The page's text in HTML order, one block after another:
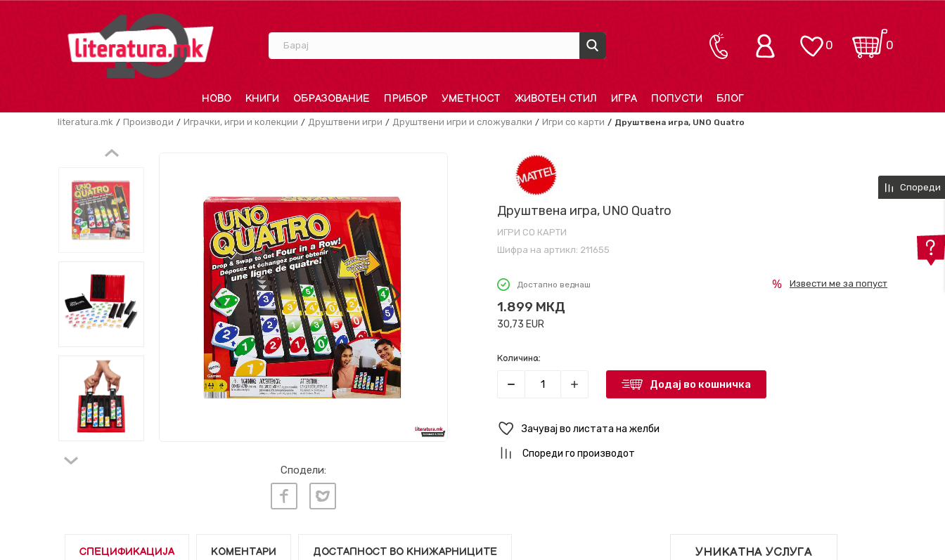
Барај 0
0
НОВО КНИГИ ОБРАЗОВАНИЕ ПРИБОР УМЕТНОСТ ЖИВОТЕН СТИЛ ИГРА ПОПУСТИ БЛОГ
literatura.mk Производи Играчки, игри и колекции Друштвени игри Друштвени игри и сложувалки Игри со карти Друштвена игра, UNO Quatro
Сподели:
Друштвена игра, UNO Quatro
ИГРИ СО КАРТИ
Шифра на артикл: 211655
Достапно веднаш
1.899 МКД
30,73 EUR
Извести ме за попуст
Количина:
Додај во кошничка
Зачувај во листата на желби
Спореди го производот
СПЕЦИФИКАЦИЈА КОМЕНТАРИ ДОСТАПНОСТ ВО КНИЖАРНИЦИТЕ УНИКАТНА УСЛУГА
Спореди